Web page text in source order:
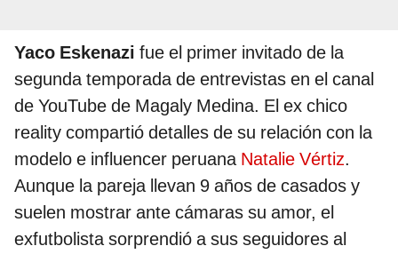
Yaco Eskenazi fue el primer invitado de la
segunda temporada de entrevistas en el canal
de YouTube de Magaly Medina. El ex chico
reality compartió detalles de su relación con la
modelo e influencer peruana Natalie Vértiz.
Aunque la pareja llevan 9 años de casados y
suelen mostrar ante cámaras su amor, el
exfutbolista sorprendió a sus seguidores al